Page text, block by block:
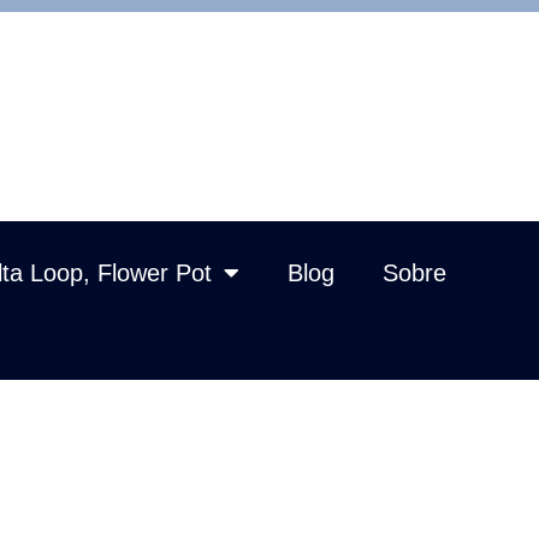
Loop, Flower Pot Blog Sobre